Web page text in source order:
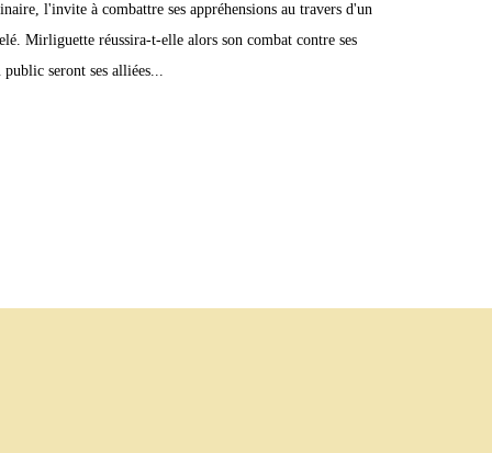
l'invite à combattre ses appréhensions au travers d'un
Mirliguette réussira-t-elle alors son combat contre ses
public seront ses alliées...